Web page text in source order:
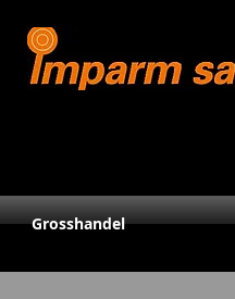
Grosshandel